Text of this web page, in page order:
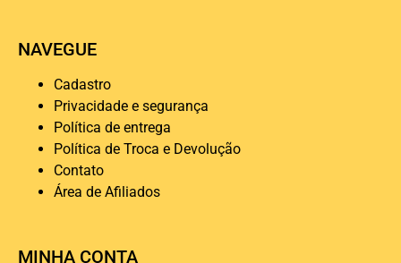
NAVEGUE
Cadastro
Privacidade e segurança
Política de entrega
Política de Troca e Devolução
Contato
Área de Afiliados
MINHA CONTA